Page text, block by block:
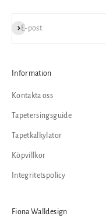
E-post
Prenumerera
Information
Kontakta oss
Tapetersingsguide
Tapetkalkylator
Köpvillkor
Integritetspolicy
Fiona Walldesign